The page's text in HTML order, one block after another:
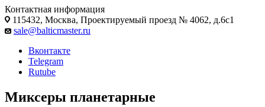
Контактная информация
115432, Москва, Проектируемый проезд № 4062, д.6с1
sale@balticmaster.ru
Вконтакте
Telegram
Rutube
Миксеры планетарные